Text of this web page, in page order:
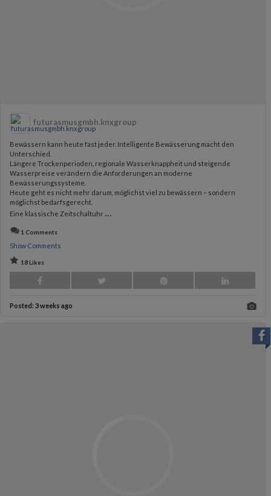
futurasmusgmbh.knxgroup
Bewässern kann heute fast jeder. Intelligente Bewässerung macht den
Unterschied.
Längere Trockenperioden, regionale Wasserknappheit und steigende
Wasserpreise verändern die Anforderungen an moderne
Bewässerungssysteme.
Heute geht es nicht mehr darum, möglichst viel zu bewässern – sondern
möglichst bedarfsgerecht.
Eine klassische Zeitschaltuhr ...
1 Comments
Show Comments
18 Likes
Posted: 3 weeks ago